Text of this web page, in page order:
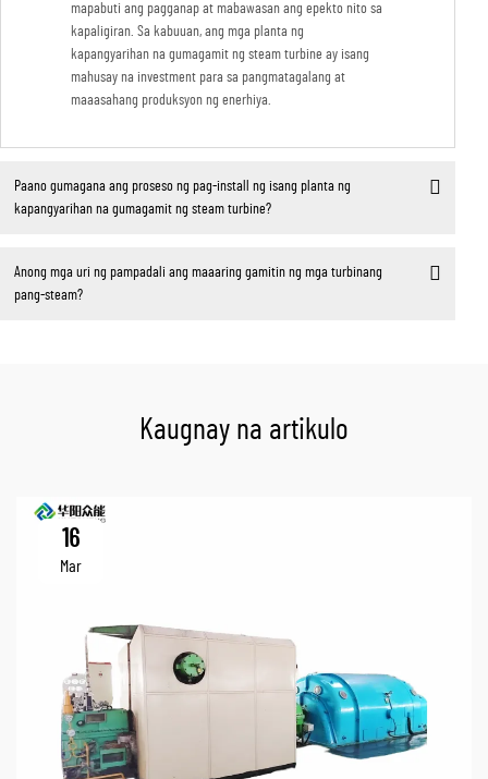
mapabuti ang pagganap at mabawasan ang epekto nito sa
kapaligiran. Sa kabuuan, ang mga planta ng
kapangyarihan na gumagamit ng steam turbine ay isang
mahusay na investment para sa pangmatagalang at
maaasahang produksyon ng enerhiya.
Paano gumagana ang proseso ng pag-install ng isang planta ng
kapangyarihan na gumagamit ng steam turbine?
Anong mga uri ng pampadali ang maaaring gamitin ng mga turbinang
pang-steam?
Kaugnay na artikulo
16
Mar